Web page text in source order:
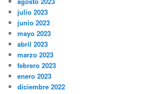
julio 2023
junio 2023
mayo 2023
abril 2023
marzo 2023
febrero 2023
enero 2023
diciembre 2022